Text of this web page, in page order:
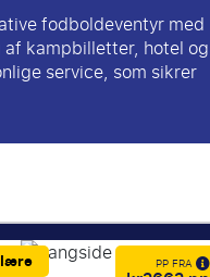
fodboldeventyr med
kampbilletter, hotel og
service, som sikrer
PP FRA